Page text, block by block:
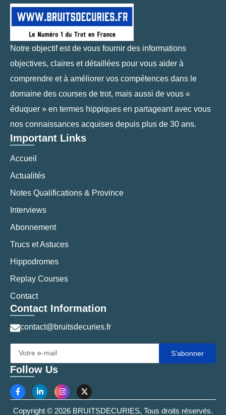
Notre objectif est de vous fournir des informations
objectives, claires et détaillées pour vous aider à
comprendre et à améliorer vos compétences dans le
domaine des courses de trot, mais aussi de vous «
éduquer » en termes hippiques en partageant avec vous
nos connaissances acquises depuis plus de 30 ans.
Important Links
Accueil
Actualités
Notes Qualifications & Province
Interviews
Abonnement
Trucs et Astuces
Hippodromes
Replay Courses
Contact
Contact Information
contact@bruitsdecuries.fr
S’abonner
Follow Us
Copyright © 2026 BRUITSDECURIES, Tous droits réservés.